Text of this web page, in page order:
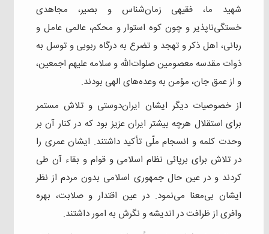
شهید ما، فقیهی زمان‌شناس و بصیر، مجاهدی
خستگی‌ناپذیر و چون کوه استوار و محکم، عالمی عامل و
ربانی، اهل ذکر و تهجد و تضرع به درگاه ربوبی و توسل به
ذوات مقدسه معصومین صلوات‌الله و سلامه علیهم اجمعین،
و از عمق جان، مؤمن به وعده‌های الهی بودند.
از خصوصیات دیگر ایشان ایران‌دوستی و تلاش مستمر
برای استقلال هرچه بیشتر ایران عزیز بود که در کنار آن بر
وحدت کلمه و انسجام ملّی تأکید داشتند. ایشان عمری را
در تلاش برای برپائی نظام اسلامی و قوام و بقاء آن طی
کردند و در عین حال جمهوری اسلامی بدون مردم از نظر
ایشان بی‌معنا می‌نمود. در عین اقتدار و صلابت، بهره
وافری از ظرافت در اندیشه و نگرش به امور داشتند.